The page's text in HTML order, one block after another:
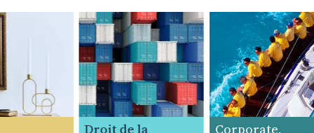
Droit de la
Corporate,